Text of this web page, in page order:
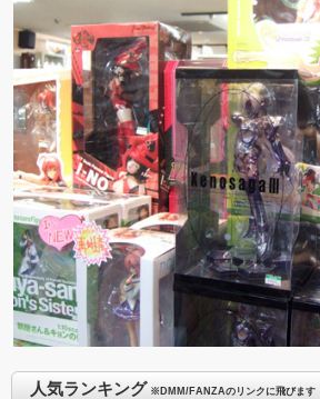
人気ランキング ※DMM/FANZAのリンクに飛びます